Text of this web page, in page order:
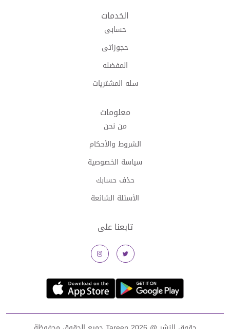
الخدمات
حسابى
حجوزاتى
المفضله
سله المشتريات
معلومات
من نحن
الشروط والأحكام
سياسة الخصوصية
حذف حسابك
الأسئلة الشائعة
تابعنا على